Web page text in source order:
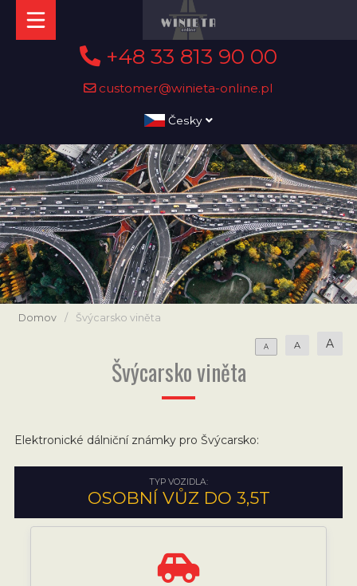
+48 33 813 90 00
customer@winieta-online.pl
Česky
Domov / Švýcarsko viněta
A A A
Švýcarsko viněta
Elektronické dálniční známky pro Švýcarsko:
TYP VOZIDLA:
OSOBNÍ VŮZ DO 3,5T